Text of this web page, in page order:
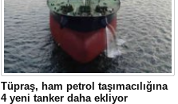
Tüpraş, ham petrol taşımacılığına
4 yeni tanker daha ekliyor